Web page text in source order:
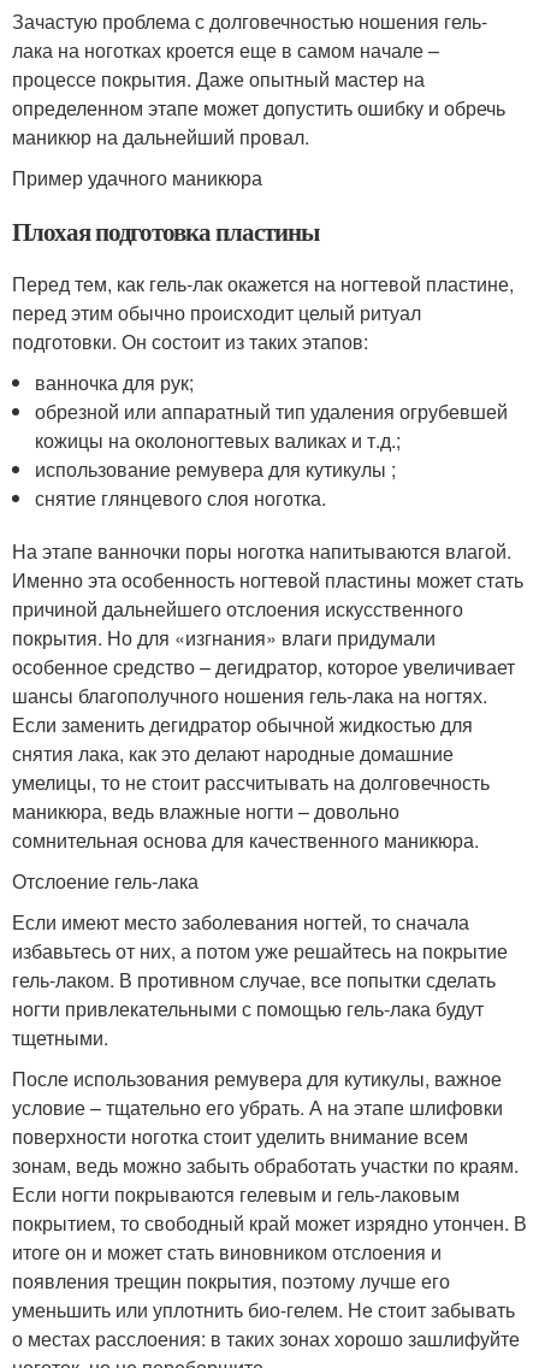
Зачастую проблема с долговечностью ношения гель-
лака на ноготках кроется еще в самом начале –
процессе покрытия. Даже опытный мастер на
определенном этапе может допустить ошибку и обречь
маникюр на дальнейший провал.
Пример удачного маникюра
Плохая подготовка пластины
Перед тем, как гель-лак окажется на ногтевой пластине,
перед этим обычно происходит целый ритуал
подготовки. Он состоит из таких этапов:
ванночка для рук;
обрезной или аппаратный тип удаления огрубевшей
кожицы на околоногтевых валиках и т.д.;
использование ремувера для кутикулы ;
снятие глянцевого слоя ноготка.
На этапе ванночки поры ноготка напитываются влагой.
Именно эта особенность ногтевой пластины может стать
причиной дальнейшего отслоения искусственного
покрытия. Но для «изгнания» влаги придумали
особенное средство – дегидратор, которое увеличивает
шансы благополучного ношения гель-лака на ногтях.
Если заменить дегидратор обычной жидкостью для
снятия лака, как это делают народные домашние
умелицы, то не стоит рассчитывать на долговечность
маникюра, ведь влажные ногти – довольно
сомнительная основа для качественного маникюра.
Отслоение гель-лака
Если имеют место заболевания ногтей, то сначала
избавьтесь от них, а потом уже решайтесь на покрытие
гель-лаком. В противном случае, все попытки сделать
ногти привлекательными с помощью гель-лака будут
тщетными.
После использования ремувера для кутикулы, важное
условие – тщательно его убрать. А на этапе шлифовки
поверхности ноготка стоит уделить внимание всем
зонам, ведь можно забыть обработать участки по краям.
Если ногти покрываются гелевым и гель-лаковым
покрытием, то свободный край может изрядно утончен. В
итоге он и может стать виновником отслоения и
появления трещин покрытия, поэтому лучше его
уменьшить или уплотнить био-гелем. Не стоит забывать
о местах расслоения: в таких зонах хорошо зашлифуйте